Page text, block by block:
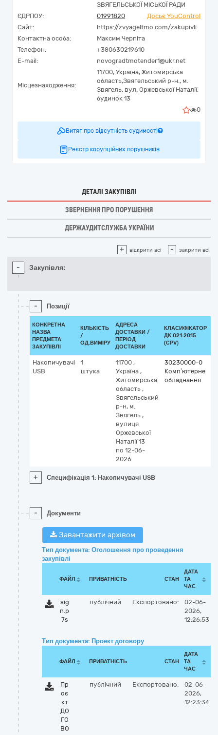
ЗВЯГЕЛЬСЬКОЇ МІСЬКОЇ РАДИ
ЄДРПОУ:
01991820
Досьє YouControl
Сайт:
https://zvyageltmo.com/zakupivli
Контактна особа:
Максим Черпіта
Телефон:
+380630219610
E-mail:
novogradtmotender1@ukr.net
Місцезнаходження:
11700, Україна, Житомирська
область,Звягельський р-н., м.
Звягель, вул. Оржевської Наталії,
будинок 13
0
Витяг про відсутність судимості
Реєстр корупційних порушників
ДЕТАЛІ ЗАКУПІВЛІ
ЗВЕРНЕННЯ ПРО ПОРУШЕННЯ
ДЕРЖАУДИТСЛУЖБА УКРАЇНИ
+ відкрити всі - закрити всі
- Закупівля:
- Позиції
КОНКРЕТНА
НАЗВА
ПРЕДМЕТА
ЗАКУПІВЛІ
КІЛЬКІСТЬ
/
ОД.ВИМІРУ
АДРЕСА
ДОСТАВКИ /
ПЕРІОД
ДОСТАВКИ
КЛАСИФІКАТОР
ДК 021:2015
(CPV)
Накопичувачі
USB
1
штука
11700 ,
Україна ,
Житомирська
область ,
Звягельський
р-н, м.
Звягель ,
вулиця
Оржевської
Наталії 13
по 12-06-
2026
30230000-0
Комп’ютерне
обладнання
+ Специфікація 1: Накопичувачі USB
- Документи
Завантажити архівом
Тип документа: Оголошення про проведення
закупівлі
ФАЙЛ ПРИВАТНІСТЬ СТАН
ДАТА
ТА
ЧАС
sig
n.p
7s
публічний Експортовано:
02-06-
2026,
12:26:53
Тип документа: Проект договору
ФАЙЛ ПРИВАТНІСТЬ СТАН
ДАТА
ТА
ЧАС
Пр
оє
кт
ДО
ГО
ВО
публічний Експортовано:
02-06-
2026,
12:23:34